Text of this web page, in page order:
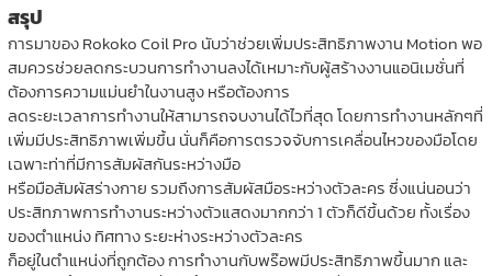
สรุป
การมาของ Rokoko Coil Pro นับว่าช่วยเพิ่มประสิทธิภาพงาน Motion พอ
สมควรช่วยลดกระบวนการทำงานลงได้เหมาะกับผู้สร้างงานแอนิเมชั่นที่
ต้องการความแม่นยำในงานสูง หรือต้องการ
ลดระยะเวลาการทำงานให้สามารถจบงานได้ไวที่สุด โดยการทำงานหลักๆที่
เพิ่มมีประสิทธิภาพเพิ่มขึ้น นั่นก็คือการตรวจจับการเคลื่อนไหวของมือโดย
เฉพาะท่าที่มีการสัมผัสกันระหว่างมือ
หรือมือสัมผัสร่างกาย รวมถึงการสัมผัสมือระหว่างตัวละคร ซึ่งแน่นอนว่า
ประสิทภาพการทำงานระหว่างตัวแสดงมากกว่า 1 ตัวก็ดีขึ้นด้วย ทั้งเรื่อง
ของตำแหน่ง ทิศทาง ระยะห่างระหว่างตัวละคร
ก็อยู่ในตำแหน่งที่ถูกต้อง การทำงานกับพร๊อพมีประสิทธิภาพขึ้นมาก และ